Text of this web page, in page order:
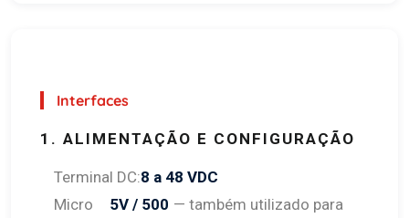
Interfaces
1. ALIMENTAÇÃO E CONFIGURAÇÃO
Terminal DC:8 a 48 VDC
Micro
5V / 500 — também utilizado para